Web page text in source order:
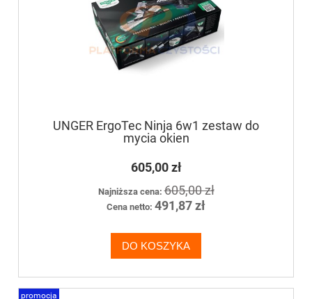
UNGER ErgoTec Ninja 6w1 zestaw do
mycia okien
605,00 zł
Najniższa cena:605,00 zł
Cena netto: 491,87 zł
DO KOSZYKA
promocja